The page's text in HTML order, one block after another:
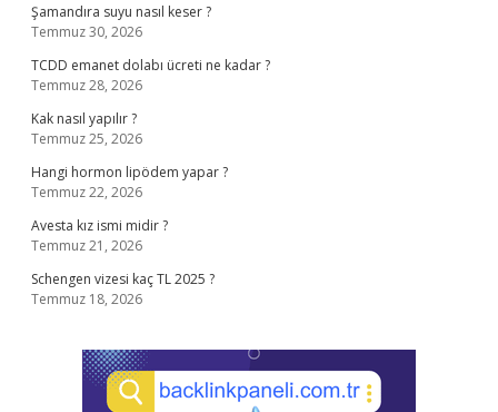
Şamandıra suyu nasıl keser ?
Temmuz 30, 2026
TCDD emanet dolabı ücreti ne kadar ?
Temmuz 28, 2026
Kak nasıl yapılır ?
Temmuz 25, 2026
Hangi hormon lipödem yapar ?
Temmuz 22, 2026
Avesta kız ismi midir ?
Temmuz 21, 2026
Schengen vizesi kaç TL 2025 ?
Temmuz 18, 2026